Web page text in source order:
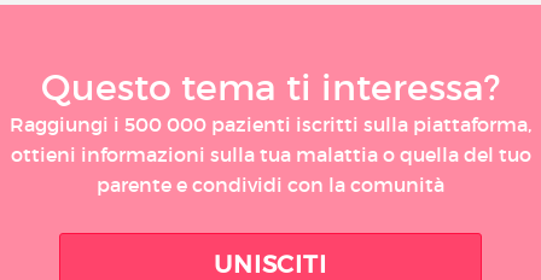
Questo tema ti interessa?
Raggiungi i 500 000 pazienti iscritti sulla piattaforma,
ottieni informazioni sulla tua malattia o quella del tuo
parente e condividi con la comunità
UNISCITI